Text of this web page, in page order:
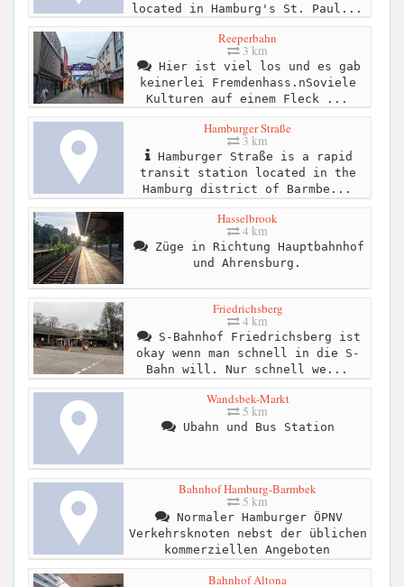
located in Hamburg's St. Paul...
Reeperbahn
3 km
Hier ist viel los und es gab
keinerlei Fremdenhass.nSoviele
Kulturen auf einem Fleck ...
Hamburger Straße
3 km
Hamburger Straße is a rapid
transit station located in the
Hamburg district of Barmbe...
Hasselbrook
4 km
Züge in Richtung Hauptbahnhof
und Ahrensburg.
Friedrichsberg
4 km
S-Bahnhof Friedrichsberg ist
okay wenn man schnell in die S-
Bahn will. Nur schnell we...
Wandsbek-Markt
5 km
Ubahn und Bus Station
Bahnhof Hamburg-Barmbek
5 km
Normaler Hamburger ÖPNV
Verkehrsknoten nebst der üblichen
kommerziellen Angeboten
Bahnhof Altona